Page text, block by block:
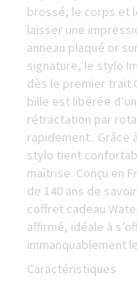
brossé, le corps et
laisser une
anneau plaqué or
signature, le stylo
dès le premier
bille est libérée
rétractation par
rapidement.. Grâce
stylo tient
maîtrise. Conçu en
de 140 ans de
coffret cadeau
affirmé, idéale à
immanquablement
Caractéristiques